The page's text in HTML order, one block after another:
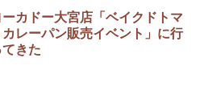
ーカドー大宮店「ベイクドトマ
カレーパン販売イベント」に行
てきた